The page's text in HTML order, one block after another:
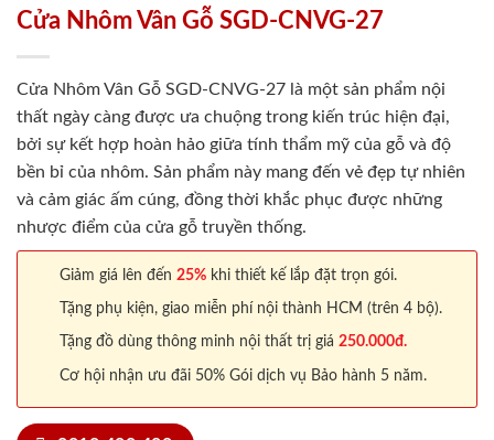
Cửa Nhôm Vân Gỗ SGD-CNVG-27
Cửa Nhôm Vân Gỗ SGD-CNVG-27 là một sản phẩm nội
thất ngày càng được ưa chuộng trong kiến trúc hiện đại,
bởi sự kết hợp hoàn hảo giữa tính thẩm mỹ của gỗ và độ
bền bỉ của nhôm. Sản phẩm này mang đến vẻ đẹp tự nhiên
và cảm giác ấm cúng, đồng thời khắc phục được những
nhược điểm của cửa gỗ truyền thống.
Giảm giá lên đến 25% khi thiết kế lắp đặt trọn gói.
Tặng phụ kiện, giao miễn phí nội thành HCM (trên 4 bộ).
Tặng đồ dùng thông minh nội thất trị giá 250.000đ.
Cơ hội nhận ưu đãi 50% Gói dịch vụ Bảo hành 5 năm.